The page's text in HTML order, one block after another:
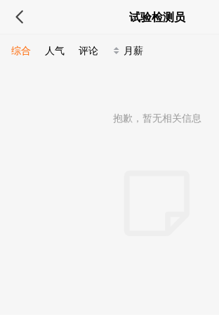
试验检测员
综合 人气 评论 月薪
抱歉，暂无相关信息